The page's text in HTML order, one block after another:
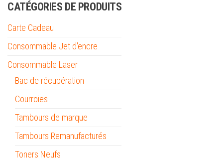
CATÉGORIES DE PRODUITS
Carte Cadeau
Consommable Jet d'encre
Consommable Laser
Bac de récupération
Courroies
Tambours de marque
Tambours Remanufacturés
Toners Neufs